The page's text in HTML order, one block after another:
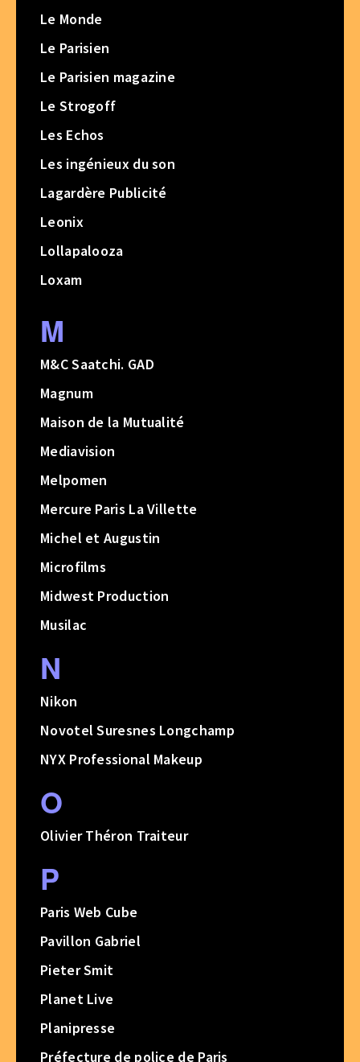
Le Monde
Le Parisien
Le Parisien magazine
Le Strogoff
Les Echos
Les ingénieux du son
Lagardère Publicité
Leonix
Lollapalooza
Loxam
M
M&C Saatchi. GAD
Magnum
Maison de la Mutualité
Mediavision
Melpomen
Mercure Paris La Villette
Michel et Augustin
Microfilms
Midwest Production
Musilac
N
Nikon
Novotel Suresnes Longchamp
NYX Professional Makeup
O
Olivier Théron Traiteur
P
Paris Web Cube
Pavillon Gabriel
Pieter Smit
Planet Live
Planipresse
Préfecture de police de Paris